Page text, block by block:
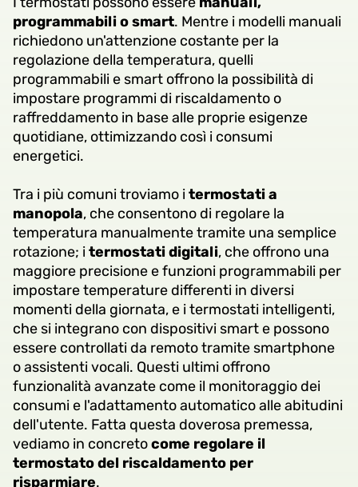
programmabili o smart. Mentre i modelli manuali
richiedono un'attenzione costante per la
regolazione della temperatura, quelli
programmabili e smart offrono la possibilità di
impostare programmi di riscaldamento o
raffreddamento in base alle proprie esigenze
quotidiane, ottimizzando così i consumi
energetici.
Tra i più comuni troviamo itermostati a
manopola, che consentono di regolare la
temperatura manualmente tramite una semplice
rotazione; itermostati digitali, che offrono una
maggiore precisione e funzioni programmabili per
impostare temperature differenti in diversi
momenti della giornata, e i termostati intelligenti,
che si integrano con dispositivi smart e possono
essere controllati da remoto tramite smartphone
o assistenti vocali. Questi ultimi offrono
funzionalità avanzate come il monitoraggio dei
consumi e l'adattamento automatico alle abitudini
dell'utente. Fatta questa doverosa premessa,
vediamo in concretocome regolare il
termostato del riscaldamento per
risparmiare.